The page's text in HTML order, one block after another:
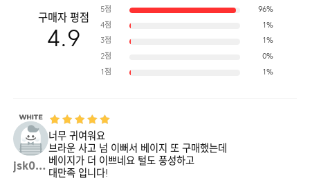
구매자 평점
4.9
5점 96%
4점 1%
3점 1%
2점 0%
1점 1%
jsk08**
너무 귀여워요
브라운 사고 넘 이뻐서 베이지 또 구매했는데
베이지가 더 이쁘네요 털도 풍성하고
대만족 입니다!